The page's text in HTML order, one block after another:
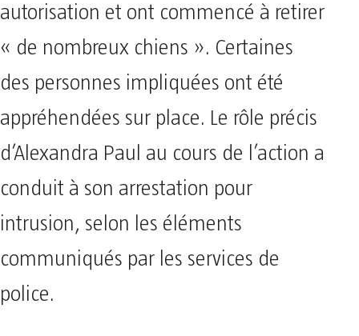
autorisation et ont commencé à retirer
« de nombreux chiens ». Certaines
des personnes impliquées ont été
appréhendées sur place. Le rôle précis
d’Alexandra Paul au cours de l’action a
conduit à son arrestation pour
intrusion, selon les éléments
communiqués par les services de
police.